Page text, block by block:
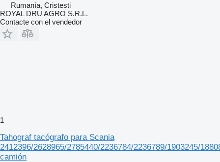
Rumanía, Cristesti
ROYAL DRU AGRO S.R.L.
Contacte con el vendedor
1
Tahograf tacógrafo para Scania
2412396/2628965/2785440/2236784/2236789/1903245/
camión